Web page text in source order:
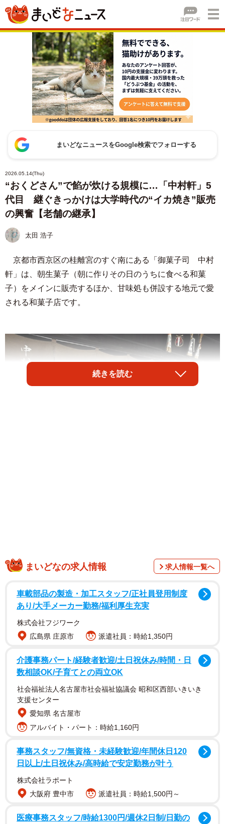
まいどなニュースをGoogle検索でフォローする
2026.05.14(Thu)
“おくどさん”で餡が炊ける規模に…「中村軒」5
代目 継ぐきっかけは大学時代の“イカ焼き”販売
の興奮【老舗の継承】
太田 浩子
京都市西京区の桂離宮のすぐ南にある「御菓子司 中村
軒」は、朝生菓子（朝に作りその日のうちに食べる和菓
子）をメインに販売するほか、甘味処も併設する地元で愛
される和菓子店です。
続きを読む
まいどなの求人情報 求人情報一覧へ
車載部品の製造・加工スタッフ/正社員登用制度
あり/大手メーカー勤務/福利厚生充実
株式会社フジワーク
広島県 庄原市
派遣社員：時給1,350円
介護事務パート/経験者歓迎/土日祝休み/時間・日
数相談OK/子育てとの両立OK
社会福祉法人名古屋市社会福祉協議会 昭和区西部いきいき
支援センター
愛知県 名古屋市
アルバイト・パート：時給1,160円
事務スタッフ/無資格・未経験歓迎/年間休日120
日以上/土日祝休み/高時給で安定勤務が叶う
株式会社ラポート
大阪府 豊中市
派遣社員：時給1,500円～
医療事務スタッフ/時給1300円/週休2日制/日勤の